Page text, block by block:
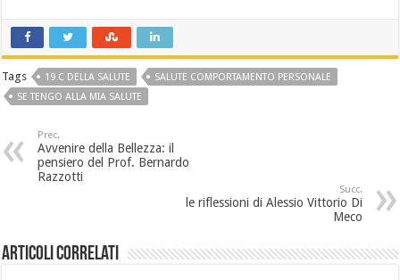
Tags 19 C DELLA SALUTE
SALUTE COMPORTAMENTO PERSONALE
SE TENGO ALLA MIA SALUTE
Prec.
Avvenire della Bellezza: il
pensiero del Prof. Bernardo
Razzotti
Succ.
le riflessioni di Alessio Vittorio Di
Meco
Articoli Correlati